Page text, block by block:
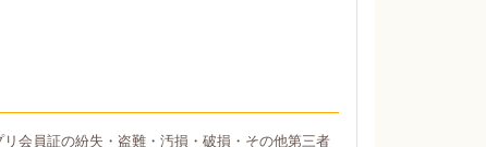
会員証の紛失・盗難・汚損・破損・その他第三者